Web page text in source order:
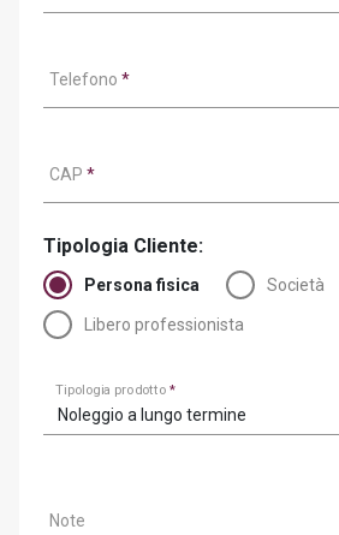
Telefono *
CAP *
Tipologia Cliente:
Persona fisica Società
Libero professionista
Tipologia prodotto*
Noleggio a lungo termine
Note